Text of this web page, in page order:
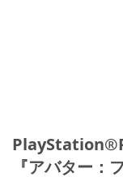
『アバター：